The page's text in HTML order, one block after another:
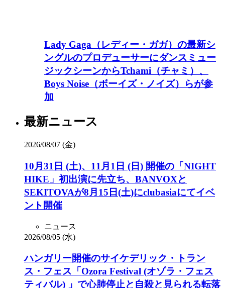
Lady Gaga（レディー・ガガ）の最新シ
ングルのプロデューサーにダンスミュー
ジックシーンからTchami（チャミ）、
Boys Noise（ボーイズ・ノイズ）らが参
加
最新ニュース
2026/08/07 (金)
10月31日 (土)、11月1日 (日) 開催の「NIGHT
HIKE」初出演に先立ち、BANVOXと
SEKITOVAが8月15日(土)にclubasiaにてイベ
ント開催
ニュース
2026/08/05 (水)
ハンガリー開催のサイケデリック・トラン
ス・フェス「Ozora Festival (オゾラ・フェス
ティバル) 」で心肺停止と自殺と見られる転落